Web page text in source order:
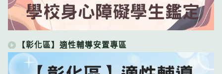
【彰化區】適性輔導安置專區